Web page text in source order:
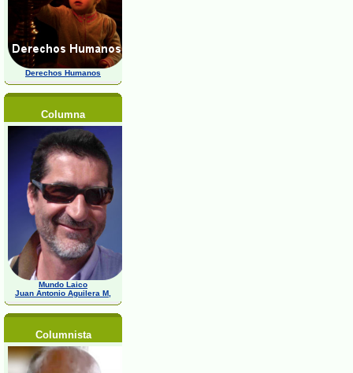
Derechos Humanos
Columna
Mundo Laico
Juan Antonio Aguilera M,
Columnista